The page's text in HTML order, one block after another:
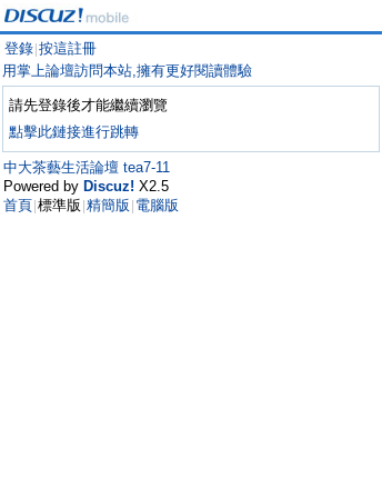
登錄 按這註冊
用掌上論壇訪問本站,擁有更好閱讀體驗
請先登錄後才能繼續瀏覽
點擊此鏈接進行跳轉
中大茶藝生活論壇 tea7-11
Powered by Discuz! X2.5
首頁 標準版 精簡版 電腦版